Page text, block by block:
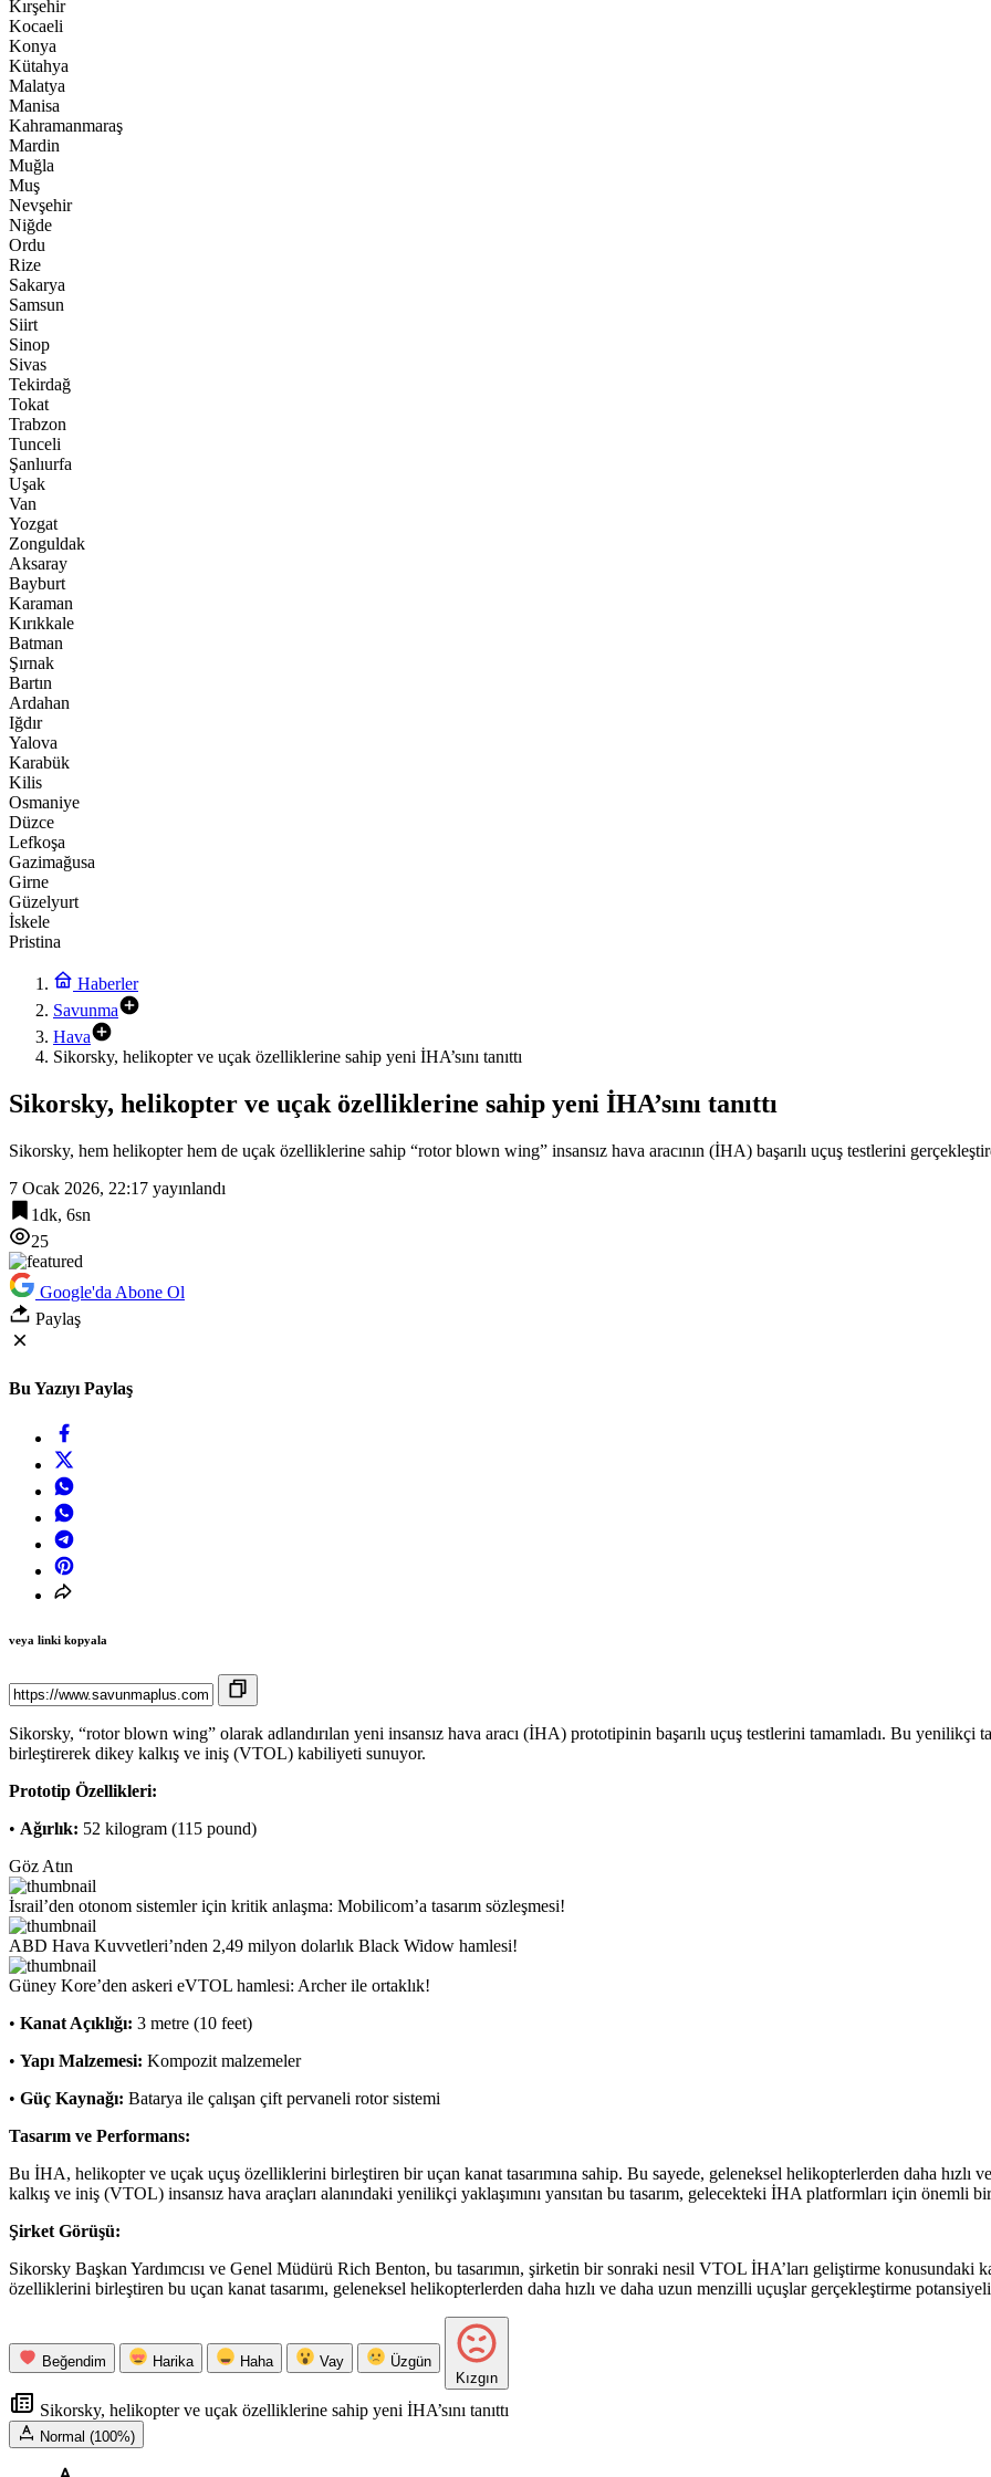
Kırşehir
Kocaeli
Konya
Kütahya
Malatya
Manisa
Kahramanmaraş
Mardin
Muğla
Muş
Nevşehir
Niğde
Ordu
Rize
Sakarya
Samsun
Siirt
Sinop
Sivas
Tekirdağ
Tokat
Trabzon
Tunceli
Şanlıurfa
Uşak
Van
Yozgat
Zonguldak
Aksaray
Bayburt
Karaman
Kırıkkale
Batman
Şırnak
Bartın
Ardahan
Iğdır
Yalova
Karabük
Kilis
Osmaniye
Düzce
Lefkoşa
Gazimağusa
Girne
Güzelyurt
İskele
Pristina
Haberler
Savunma
Hava
Sikorsky, helikopter ve uçak özelliklerine sahip yeni İHA’sını tanıttı
Sikorsky, helikopter ve uçak özelliklerine sahip yeni İHA’sını tanıttı
Sikorsky, hem helikopter hem de uçak özelliklerine sahip “rotor blown wing” insansız hava aracının (İHA) başarılı uçuş testlerini
7 Ocak 2026, 22:17 yayınlandı
1dk, 6sn
25
Google'da Abone Ol
Paylaş
Bu Yazıyı Paylaş
veya linki kopyala
Sikorsky, “rotor blown wing” olarak adlandırılan yeni insansız hava aracı (İHA) prototipinin başarılı uçuş testlerini tamamladı. Bu yenilikçi
birleştirerek dikey kalkış ve iniş (VTOL) kabiliyeti sunuyor.
Prototip Özellikleri:
• Ağırlık: 52 kilogram (115 pound)
Göz Atın
İsrail’den otonom sistemler için kritik anlaşma: Mobilicom’a tasarım sözleşmesi!
ABD Hava Kuvvetleri’nden 2,49 milyon dolarlık Black Widow hamlesi!
Güney Kore’den askeri eVTOL hamlesi: Archer ile ortaklık!
• Kanat Açıklığı: 3 metre (10 feet)
• Yapı Malzemesi: Kompozit malzemeler
• Güç Kaynağı: Batarya ile çalışan çift pervaneli rotor sistemi
Tasarım ve Performans:
Bu İHA, helikopter ve uçak uçuş özelliklerini birleştiren bir uçan kanat tasarımına sahip. Bu sayede, geleneksel helikopterlerden daha
kalkış ve iniş (VTOL) insansız hava araçları alanındaki yenilikçi yaklaşımını yansıtan bu tasarım, gelecekteki İHA platformları için önemli
Şirket Görüşü:
Sikorsky Başkan Yardımcısı ve Genel Müdürü Rich Benton, bu tasarımın, şirketin bir sonraki nesil VTOL İHA’ları geliştirme konusundaki
özelliklerini birleştiren bu uçan kanat tasarımı, geleneksel helikopterlerden daha hızlı ve daha uzun menzilli uçuşlar gerçekleştirme
Beğendim Harika Haha Vay
Üzgün
Kızgın
Sikorsky, helikopter ve uçak özelliklerine sahip yeni İHA’sını tanıttı
Normal (100%)